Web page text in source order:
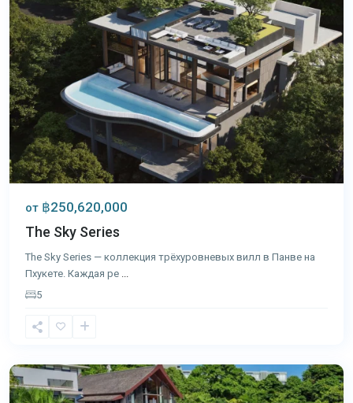
от ฿250,620,000
The Sky Series
The Sky Series — коллекция трёхуровневых вилл в Панве на
Пхукете. Каждая ре ...
5
Яму